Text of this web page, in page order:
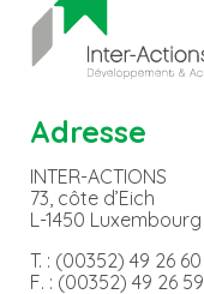
Adresse
INTER-ACTIONS
73, côte d’Eich
L-1450 Luxembourg
T. : (00352) 49 26 60
F. : (00352) 49 26 59